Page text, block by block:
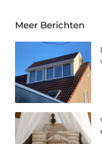
Meer Berichten